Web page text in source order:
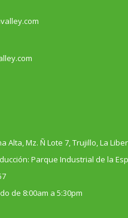
Alta, Mz. Ñ Lote 7, Trujillo, La
Parque Industrial de la
de 8:00am a 5:30pm